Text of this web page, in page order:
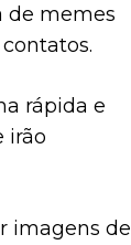
de memes
rápida e
irão
imagens de